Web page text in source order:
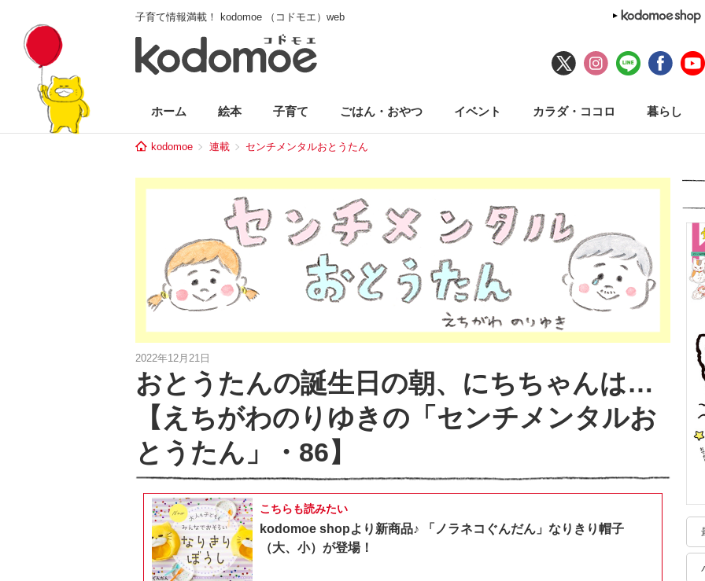
子育て情報満載！ kodomoe （コドモエ）web
ホーム 絵本 子育て ごはん・おやつ イベント カラダ・ココロ 暮らし
kodomoe 連載 センチメンタルおとうたん
2022年12月21日
おとうたんの誕生日の朝、にちちゃんは…
【えちがわのりゆきの「センチメンタルお
とうたん」・86】
こちらも読みたい
kodomoe shopより新商品♪ 「ノラネコぐんだん」なりきり帽子
（大、小）が登場！